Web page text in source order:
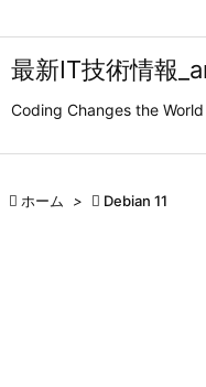
最新IT技術情報
Coding Changes the World
 ホーム >  Debian 11